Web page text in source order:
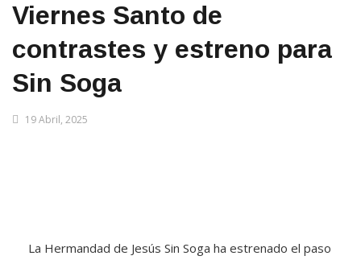
Viernes Santo de
contrastes y estreno para
Sin Soga
19 Abril, 2025
La Hermandad de Jesús Sin Soga ha estrenado el paso